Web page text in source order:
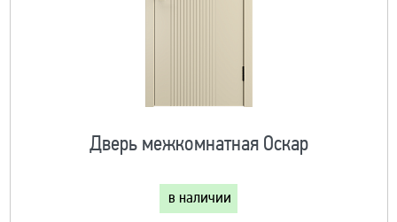
Дверь межкомнатная Оскар
в наличии